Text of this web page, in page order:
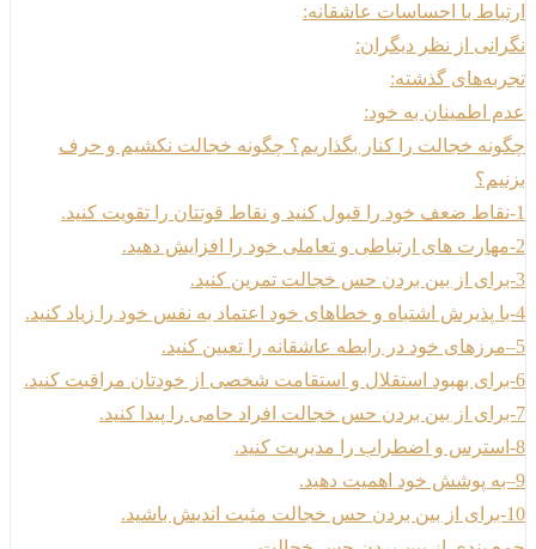
ارتباط با احساسات عاشقانه:
نگرانی از نظر دیگران:
تجربه‌های گذشته:
عدم اطمینان به خود:
چگونه خجالت را کنار بگذاریم؟ چگونه خجالت نکشیم و حرف
بزنیم؟
1-نقاط ضعف خود را قبول کنید و نقاط قوتتان را تقویت کنید.
2-مهارت های ارتباطی و تعاملی خود را افزایش دهید.
3-برای از بین بردن حس خجالت تمرین کنید.
4-با پذیرش اشتباه و خطاهای خود اعتماد به نفس خود را زیاد کنید.
5–مرزهای خود در رابطه عاشقانه را تعیین کنید.
6-برای بهبود استقلال و استقامت شخصی از خودتان مراقبت کنید.
7-برای از بین بردن حس خجالت افراد حامی را پیدا کنید.
8-استرس و اضطراب را مدیریت کنید.
9–به پوشش خود اهمیت دهید.
10-برای از بین بردن حس خجالت مثبت اندیش باشید.